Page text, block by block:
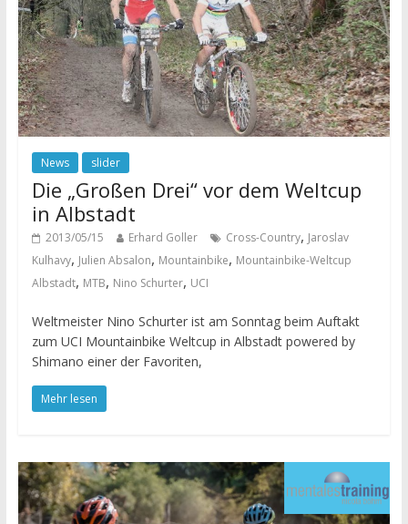
News slider
Die „Großen Drei“ vor dem Weltcup
in Albstadt
2013/05/15 Erhard Goller Cross-Country, Jaroslav
Kulhavy, Julien Absalon, Mountainbike, Mountainbike-Weltcup
Albstadt, MTB, Nino Schurter, UCI
Weltmeister Nino Schurter ist am Sonntag beim Auftakt
zum UCI Mountainbike Weltcup in Albstadt powered by
Shimano einer der Favoriten,
Mehr lesen